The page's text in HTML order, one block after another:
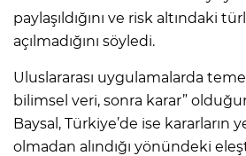
paylaşıldığını ve risk altındaki
açılmadığını söyledi.
Uluslararası uygulamalarda
bilimsel veri, sonra karar”
Baysal, Türkiye’de ise kararların
olmadan alındığı yönündeki